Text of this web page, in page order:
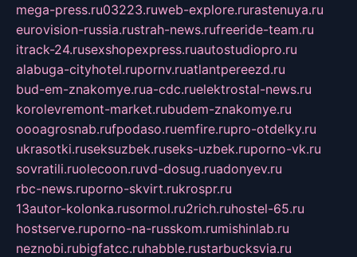
mega-press.ru03223.ruweb-explore.rurastenuya.ru
eurovision-russia.rustrah-news.rufreeride-team.ru
itrack-24.rusexshopexpress.ruautostudiopro.ru
alabuga-cityhotel.rupornv.ruatlantpereezd.ru
bud-em-znakomye.rua-cdc.ruelektrostal-news.ru
korolevremont-market.rubudem-znakomye.ru
oooagrosnab.rufpodaso.ruemfire.rupro-otdelky.ru
ukrasotki.ruseksuzbek.ruseks-uzbek.ruporno-vk.ru
sovratili.ruolecoon.ruvd-dosug.ruadonyev.ru
rbc-news.ruporno-skvirt.rukrospr.ru
13autor-kolonka.rusormol.ru2rich.ruhostel-65.ru
hostserve.ruporno-na-russkom.rumishinlab.ru
neznobi.rubigfatcc.ruhabble.rustarbucksvia.ru